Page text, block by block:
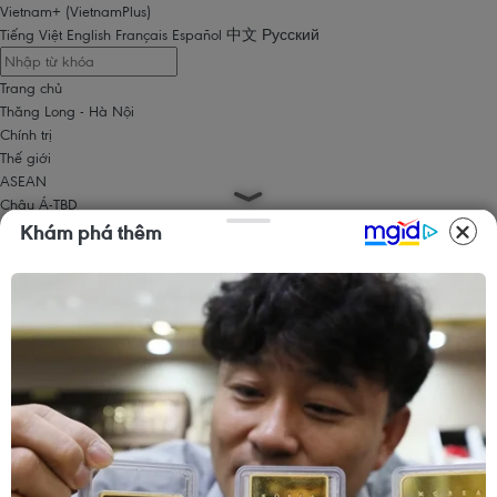
Vietnam+ (VietnamPlus)
Tiếng Việt English Français Español 中文 Русский
Trang chủ
Thăng Long - Hà Nội
Chính trị
Thế giới
ASEAN
Châu Á-TBD
Trung Đông
Châu Mỹ
Kinh tế
Kinh doanh
Tín dụng nông thôn
Chứng khoán
Bất động sản
Doanh nghiệp
Thông tin doanh nghiệp
Khám phá thêm